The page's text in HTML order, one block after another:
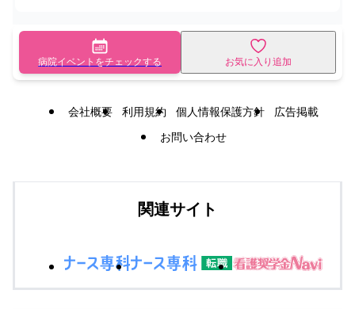
病院イベントをチェックする お気に入り追加
会社概要 利用規約 個人情報保護方針
広告掲載
お問い合わせ
関連サイト